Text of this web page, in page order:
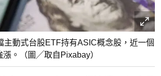
主動式台股ETF持有ASIC概念股，近一個
漲。（圖╱取自Pixabay）